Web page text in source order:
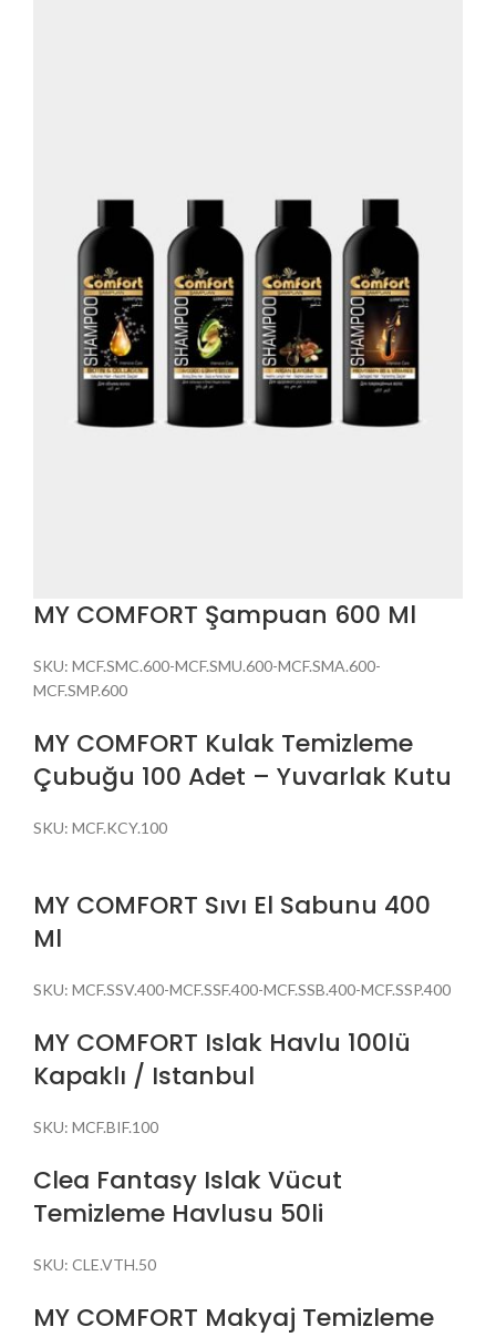
MY COMFORT Şampuan 600 Ml
SKU: MCF.SMC.600-MCF.SMU.600-MCF.SMA.600-
MCF.SMP.600
MY COMFORT Kulak Temizleme
Çubuğu 100 Adet – Yuvarlak Kutu
SKU: MCF.KCY.100
MY COMFORT Sıvı El Sabunu 400
Ml
SKU: MCF.SSV.400-MCF.SSF.400-MCF.SSB.400-MCF.SSP.400
MY COMFORT Islak Havlu 100lü
Kapaklı / Istanbul
SKU: MCF.BIF.100
Clea Fantasy Islak Vücut
Temizleme Havlusu 50li
SKU: CLE.VTH.50
MY COMFORT Makyaj Temizleme